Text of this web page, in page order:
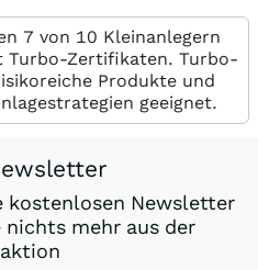
7 von 10 Kleinanlegern
Turbo-Zertifikaten. Turbo-
Produkte und
geeignet.
kostenlosen Newsletter
nichts mehr aus der